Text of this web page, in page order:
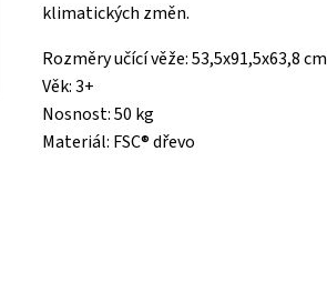
klimatických změn.
Rozměry učící věže: 53,5x91,5x63,8 cm
Věk: 3+
Nosnost: 50 kg
Materiál: FSC® dřevo